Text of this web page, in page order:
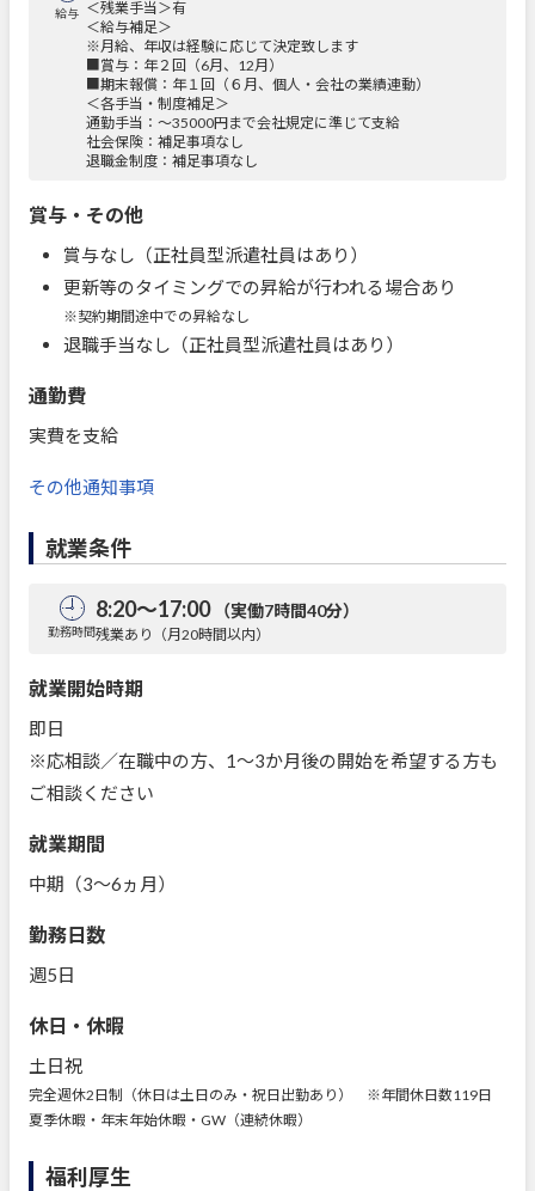
給与 ＜残業手当＞有
＜給与補足＞
※月給、年収は経験に応じて決定致します
■賞与：年２回（6月、12月）
■期末報償：年１回（６月、個人・会社の業績連動）
＜各手当・制度補足＞
通勤手当：～35000円まで会社規定に準じて支給
社会保険：補足事項なし
退職金制度：補足事項なし
賞与・その他
賞与なし（正社員型派遣社員はあり）
更新等のタイミングでの昇給が行われる場合あり
※契約期間途中での昇給なし
退職手当なし（正社員型派遣社員はあり）
通勤費
実費を支給
その他通知事項
就業条件
勤務時間
8:20～17:00 （実働7時間40分）
残業あり（月20時間以内）
就業開始時期
即日
※応相談／在職中の方、1～3か月後の開始を希望する方も
ご相談ください
就業期間
中期（3～6ヵ月）
勤務日数
週5日
休日・休暇
土日祝
完全週休2日制（休日は土日のみ・祝日出勤あり） ※年間休日数119日
夏季休暇・年末年始休暇・GW（連続休暇）
福利厚生